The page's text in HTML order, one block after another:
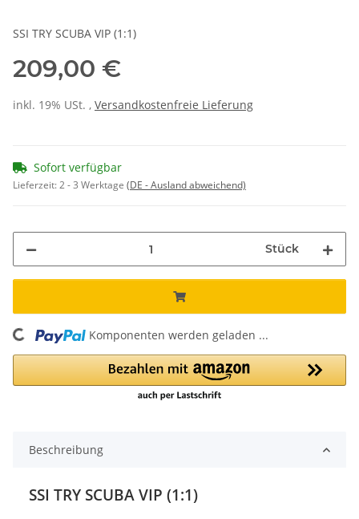
SSI TRY SCUBA VIP (1:1)
209,00 €
inkl. 19% USt. , Versandkostenfreie Lieferung
Sofort verfügbar
Lieferzeit:2 - 3 Werktage (DE - Ausland abweichend)
Stück
Komponenten werden geladen ...
Beschreibung
SSI TRY SCUBA VIP (1:1)